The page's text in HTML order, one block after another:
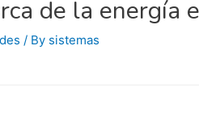
de la energía
/ By sistemas